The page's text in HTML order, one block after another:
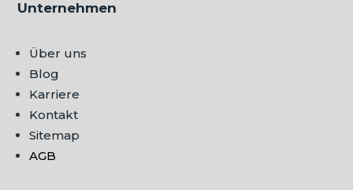
Unternehmen
Über uns
Blog
Karriere
Kontakt
Sitemap
AGB